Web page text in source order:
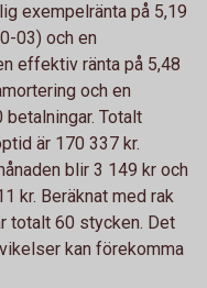
exempelränta på 5,19
03) och en
effektiv ränta på 5,48
och en
Totalt
är 170 337 kr.
blir 3 149 kr och
kr. Beräknat med rak
totalt 60 stycken. Det
kan förekomma